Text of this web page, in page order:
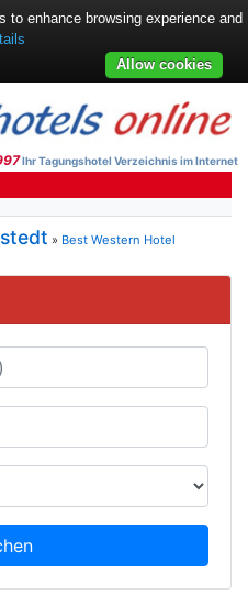
Ihr Tagungshotel Verzeichnis im Internet
» Best Western Hotel
enhance browsing experience and
Allow cookies